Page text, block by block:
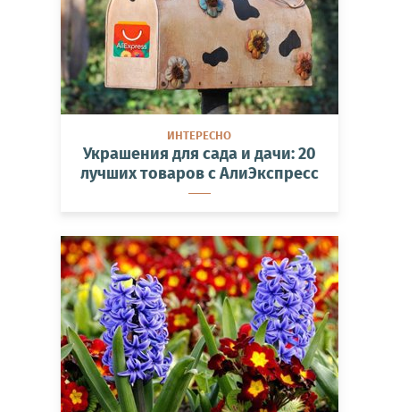
ИНТЕРЕСНО
Украшения для сада и дачи: 20
лучших товаров с АлиЭкспресс